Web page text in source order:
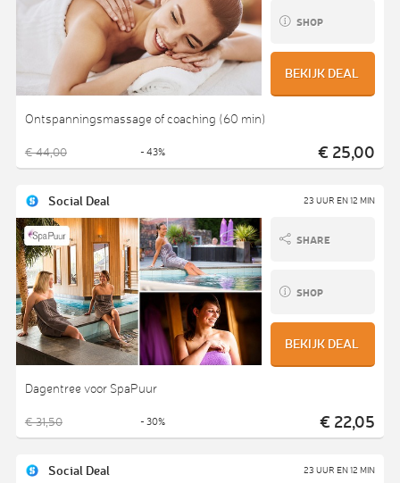
SHOP
BEKIJK DEAL
Ontspanningsmassage of coaching (60 min)
€ 44,00 - 43% € 25,00
Social Deal 23 UUR EN 12 MIN
SHARE
SHOP
BEKIJK DEAL
Dagentree voor SpaPuur
€ 31,50 - 30% € 22,05
Social Deal 23 UUR EN 12 MIN